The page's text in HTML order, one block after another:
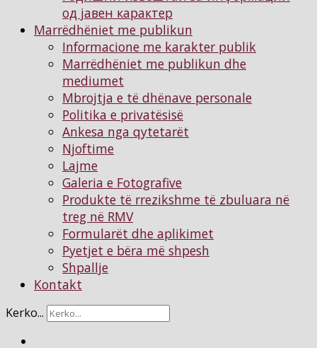
од јавен карактер
Marrëdhëniet me publikun
Informacione me karakter publik
Marrëdhëniet me publikun dhe
mediumet
Mbrojtja e të dhënave personale
Politika e privatësisë
Ankesa nga qytetarët
Njoftimе
Lajme
Galeria e Fotografive
Produkte të rrezikshme të zbuluara në
treg në RMV
Formularët dhe aplikimet
Pyetjet e bëra më shpesh
Shpallje
Kontakt
Kerko...